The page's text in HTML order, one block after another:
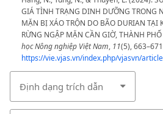
GIÁ TÌNH TRẠNG DINH DƯỠNG TRONG
MẶN BỊ XÁO TRỘN DO BÃO DURIAN TẠI
RỪNG NGẬP MẶN CẦN GIỜ, THÀNH
học Nông nghiệp Việt Nam, 11(5),
https://vie.vjas.vn/index.php/vjasvn/
Định dạng trích dẫn